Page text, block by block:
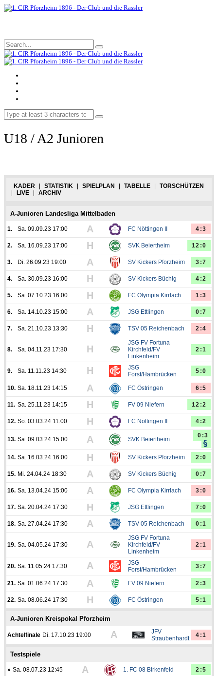
U18 / A2 Junioren
KADER STATISTIK SPIELPLAN TABELLE
TORSCHÜTZEN
LIVE ARCHIV
A-Junioren Landesliga Mittelbaden
1. Sa. 09.09.23 17:00 A FC Nöttingen II 4:3
2. Sa. 16.09.23 17:00 H SVK Beiertheim 12:0
3. Di. 26.09.23 19:00 A SV Kickers Pforzheim 3:7
4. Sa. 30.09.23 16:00 H SV Kickers Büchig 4:2
5. Sa. 07.10.23 16:00 H FC Olympia Kirrlach 1:3
6. Sa. 14.10.23 15:00 A JSG Ettlingen 0:7
7. Sa. 21.10.23 13:30 H TSV 05 Reichenbach 2:4
8. Sa. 04.11.23 17:30 H
JSG FV Fortuna
Kirchfeld/FV
Linkenheim
2:1
9. Sa. 11.11.23 14:30 H
JSG
Forst/Hambrücken
5:0
10. Sa. 18.11.23 14:15 A FC Östringen 6:5
11. Sa. 25.11.23 14:15 H FV 09 Niefern 12:2
12. So. 03.03.24 11:00 H FC Nöttingen II 4:2
13. Sa. 09.03.24 15:00 A SVK Beiertheim
0:3
14. Sa. 16.03.24 16:00 H SV Kickers Pforzheim 2:0
15. Mi. 24.04.24 18:30 A SV Kickers Büchig 0:7
16. Sa. 13.04.24 15:00 A FC Olympia Kirrlach 3:0
17. Sa. 20.04.24 17:30 H JSG Ettlingen 7:0
18. Sa. 27.04.24 17:30 A TSV 05 Reichenbach 0:1
19. Sa. 04.05.24 17:30 A
JSG FV Fortuna
Kirchfeld/FV
Linkenheim
2:1
20. Sa. 11.05.24 17:30 A
JSG
Forst/Hambrücken
3:7
21. Sa. 01.06.24 17:30 A FV 09 Niefern 2:3
22. Sa. 08.06.24 17:30 H FC Östringen 5:1
A-Junioren Kreispokal Pforzheim
Achtelfinale Di. 17.10.23 19:00 A
JFV
Straubenhardt
4:1
Testspiele
» Sa. 08.07.23 12:45 A 1. FC 08 Birkenfeld 2:5